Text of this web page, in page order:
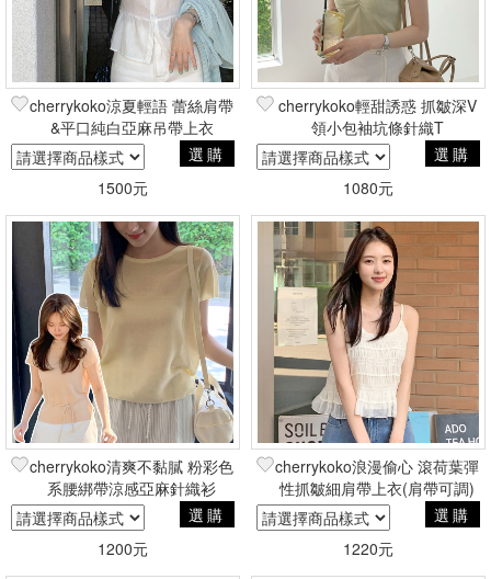
cherrykoko涼夏輕語 蕾絲肩帶
&平口純白亞麻吊帶上衣
選購
1500元
cherrykoko輕甜誘惑 抓皺深V
領小包袖坑條針織T
選購
1080元
cherrykoko清爽不黏膩 粉彩色
系腰綁帶涼感亞麻針織衫
選購
1200元
cherrykoko浪漫偷心 滾荷葉彈
性抓皺細肩帶上衣(肩帶可調)
選購
1220元